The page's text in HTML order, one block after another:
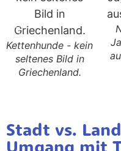
Kettenhunde - kein
seltenes Bild in
Griechenland.
Stadt vs.